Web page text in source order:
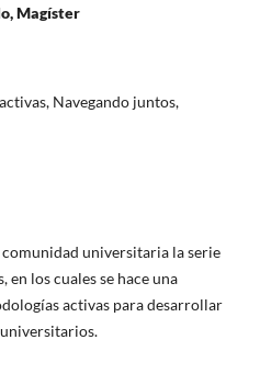
Magíster
Navegando juntos,
universitaria la serie
en los cuales se hace una
activas para desarrollar